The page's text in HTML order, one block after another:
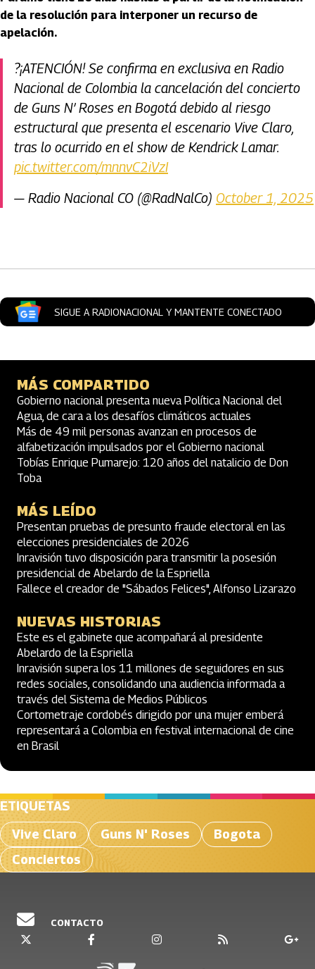
de la resolución para interponer un recurso de
apelación.
?¡ATENCIÓN! Se confirma en exclusiva en Radio
Nacional de Colombia la cancelación del concierto
de Guns N’ Roses en Bogotá debido al riesgo
estructural que presenta el escenario Vive Claro,
tras lo ocurrido en el show de Kendrick Lamar.
pic.twitter.com/mnnvC2iVzI
— Radio Nacional CO (@RadNalCo) October 1, 2025
SIGUE A RADIONACIONAL Y MANTENTE CONECTADO
MÁS COMPARTIDO
Gobierno nacional presenta nueva Política Nacional del
Agua, de cara a los desafíos climáticos actuales
Más de 49 mil personas avanzan en procesos de
alfabetización impulsados por el Gobierno nacional
Tobías Enrique Pumarejo: 120 años del natalicio de Don
Toba
MÁS LEÍDO
Presentan pruebas de presunto fraude electoral en las
elecciones presidenciales de 2026
Inravisión tuvo disposición para transmitir la posesión
presidencial de Abelardo de la Espriella
Fallece el creador de "Sábados Felices", Alfonso Lizarazo
NUEVAS HISTORIAS
Este es el gabinete que acompañará al presidente
Abelardo de la Espriella
Inravisión supera los 11 millones de seguidores en sus
redes sociales, consolidando una audiencia informada a
través del Sistema de Medios Públicos
Cortometraje cordobés dirigido por una mujer emberá
representará a Colombia en festival internacional de cine
en Brasil
ETIQUETAS
Vive Claro
Guns N' Roses
Bogota
Conciertos
CONTACTO